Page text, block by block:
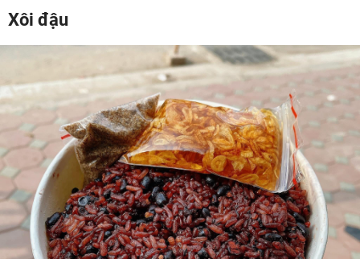
Xôi đậu